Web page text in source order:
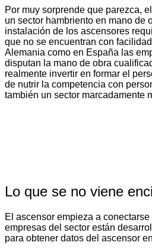
Por muy sorprende que parezca,
un sector hambriento en mano de
instalación de los ascensores
que no se encuentran con
Alemania como en España las
disputan la mano de obra
realmente invertir en formar el
de nutrir la competencia con
también un sector marcadamente
Lo que se no viene
El ascensor empieza a
empresas del sector están
para obtener datos del ascensor